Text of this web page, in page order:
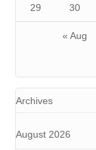
« Aug
29 30
Archives
August 2026